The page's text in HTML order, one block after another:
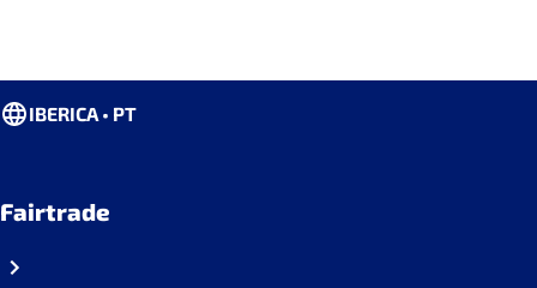
IBERICA • PT
Fairtrade